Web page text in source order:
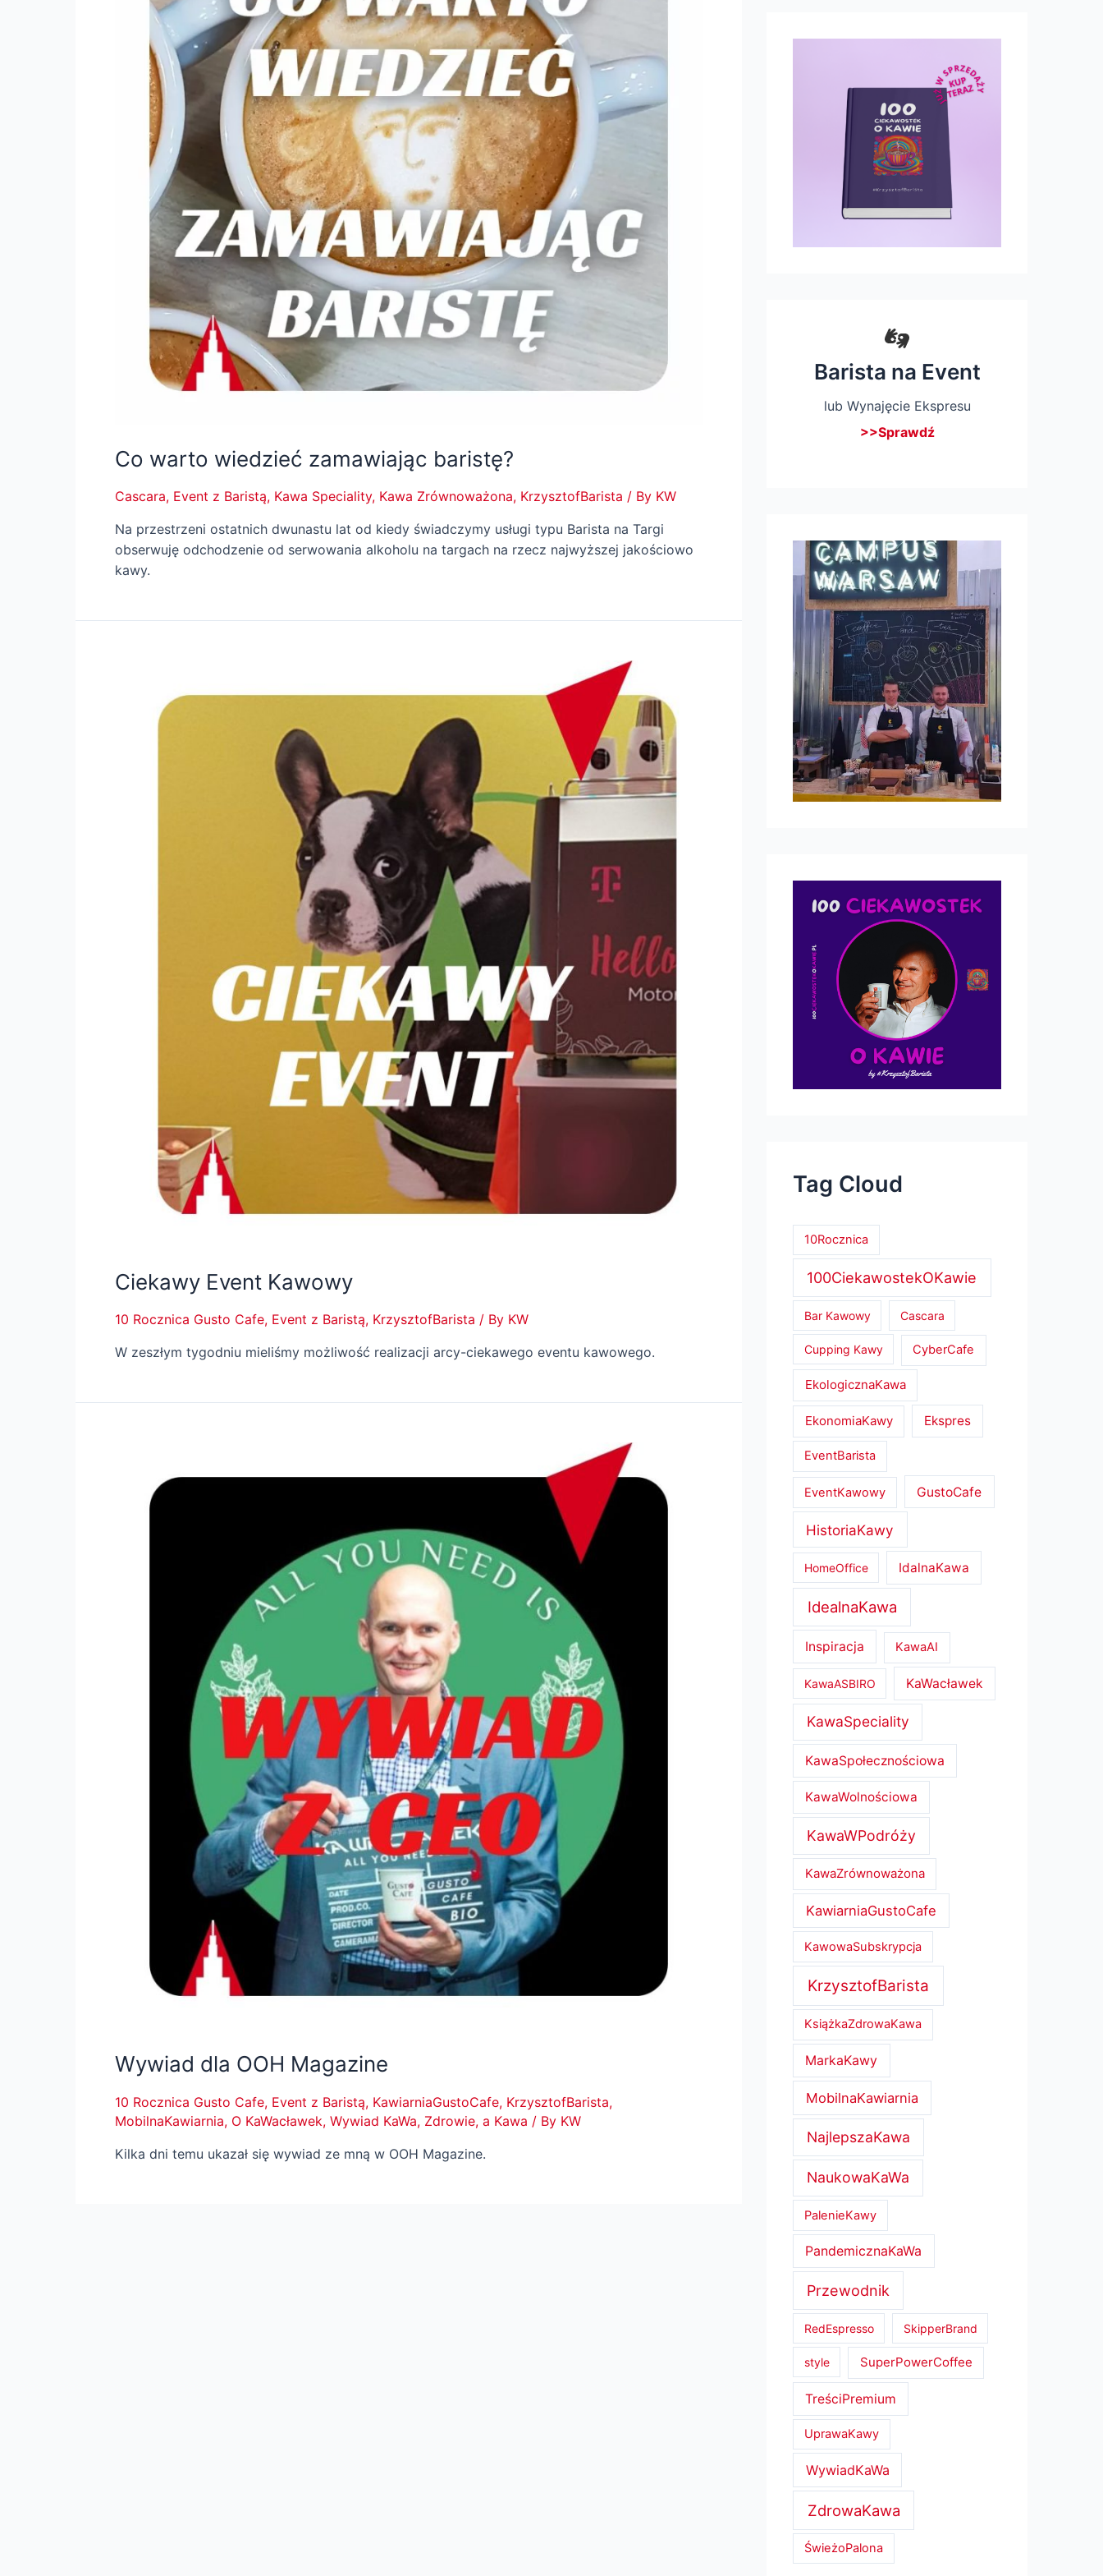
Co warto wiedzieć zamawiając baristę?
Cascara, Event z Baristą, Kawa Speciality, Kawa Zrównoważona, KrzysztofBarista / By KW
Na przestrzeni ostatnich dwunastu lat od kiedy świadczymy usługi typu Barista na Targi
obserwuję odchodzenie od serwowania alkoholu na targach na rzecz najwyższej jakościowo
kawy.
Ciekawy Event Kawowy
10 Rocznica Gusto Cafe, Event z Baristą, KrzysztofBarista / By KW
W zeszłym tygodniu mieliśmy możliwość realizacji arcy-ciekawego eventu kawowego.
Wywiad dla OOH Magazine
10 Rocznica Gusto Cafe, Event z Baristą, KawiarniaGustoCafe, KrzysztofBarista,
MobilnaKawiarnia, O KaWacławek, Wywiad KaWa, Zdrowie, a Kawa / By KW
Kilka dni temu ukazał się wywiad ze mną w OOH Magazine.
Barista na Event
lub Wynajęcie Ekspresu
>>Sprawdź
Tag Cloud
10Rocznica
100CiekawostekOKawie
Bar Kawowy Cascara
Cupping Kawy CyberCafe
EkologicznaKawa
EkonomiaKawy Ekspres
EventBarista
EventKawowy GustoCafe
HistoriaKawy
HomeOffice IdalnaKawa
IdealnaKawa
Inspiracja KawaAI
KawaASBIRO KaWacławek
KawaSpeciality
KawaSpołecznościowa
KawaWolnościowa
KawaWPodróży
KawaZrównoważona
KawiarniaGustoCafe
KawowaSubskrypcja
KrzysztofBarista
KsiążkaZdrowaKawa
MarkaKawy
MobilnaKawiarnia
NajlepszaKawa
NaukowaKaWa
PalenieKawy
PandemicznaKaWa
Przewodnik
RedEspresso SkipperBrand
style SuperPowerCoffee
TreściPremium
UprawaKawy
WywiadKaWa
ZdrowaKawa
ŚwieżoPalona